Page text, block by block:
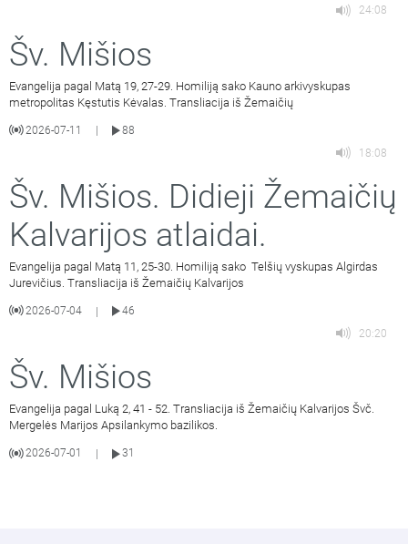
24:08
Šv. Mišios
Evangelija pagal Matą 19, 27-29. Homiliją sako Kauno arkivyskupas
metropolitas Kęstutis Kėvalas. Transliacija iš Žemaičių
2026-07-11
88
18:08
Šv. Mišios. Didieji Žemaičių
Kalvarijos atlaidai.
Evangelija pagal Matą 11, 25-30. Homiliją sako Telšių vyskupas Algirdas
Jurevičius. Transliacija iš Žemaičių Kalvarijos
2026-07-04 |
46
20:20
Šv. Mišios
Evangelija pagal Luką 2, 41 - 52. Transliacija iš Žemaičių Kalvarijos Švč.
Mergelės Marijos Apsilankymo bazilikos.
2026-07-01 31